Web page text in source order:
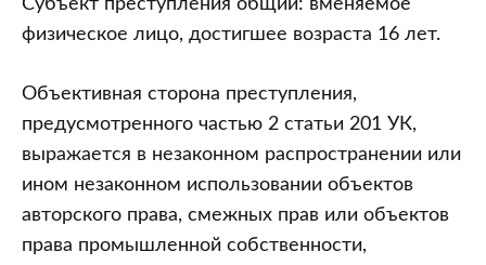
Субъект преступления общий: вменяемое
физическое лицо, достигшее возраста 16 лет.
Объективная сторона преступления,
предусмотренного частью 2 статьи 201 УК,
выражается в незаконном распространении или
ином незаконном использовании объектов
авторского права, смежных прав или объектов
права промышленной собственности,